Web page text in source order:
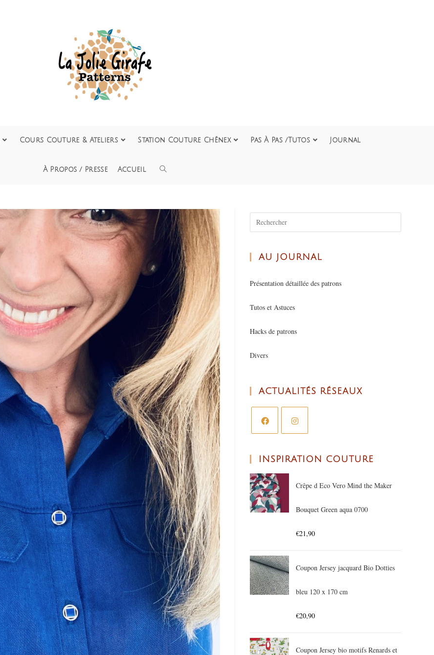
Cours Couture & Ateliers Station Couture Chênex Pas À Pas /Tutos Journal
À Propos / Presse Accueil
AU JOURNAL
Présentation détaillée des patrons
Tutos et Astuces
Hacks de patrons
Divers
ACTUALITÉS RÉSEAUX
INSPIRATION COUTURE
Crêpe d Eco Vero Mind the Maker
Bouquet Green aqua 0700
€21,90
Coupon Jersey jacquard Bio Dotties
bleu 120 x 170 cm
€20,90
Coupon Jersey bio motifs Renards et